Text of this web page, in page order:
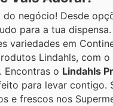
negócio! Desde
para a tua
variedades em
Lindahls, com
Encontras o Lindahls
para levar contigo.
e frescos nos